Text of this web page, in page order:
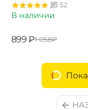
52
В наличии
‍899‍ ₽‍1 058‍₽